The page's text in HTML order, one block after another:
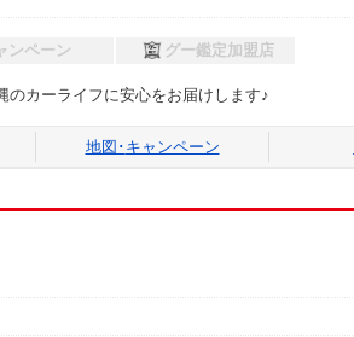
ンペーン グー鑑定加盟店
カーライフに安心をお届けします♪
地図･ キャンペーン